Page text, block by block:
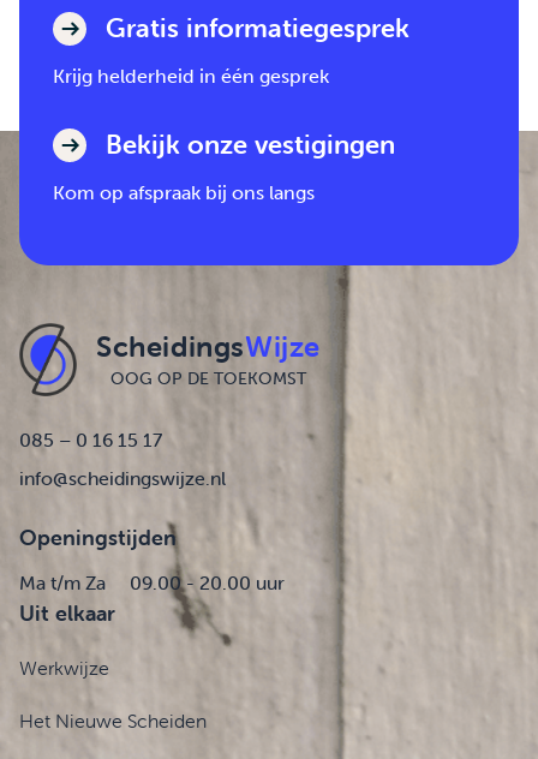
Gratis informatiegesprek
Krijg helderheid in één gesprek
Bekijk onze vestigingen
Kom op afspraak bij ons langs
ScheidingsWijze
OOG OP DE TOEKOMST
085 – 0 16 15 17
info@scheidingswijze.nl
Openingstijden
Ma t/m Za 09.00 - 20.00 uur
Uit elkaar
Werkwijze
Het Nieuwe Scheiden